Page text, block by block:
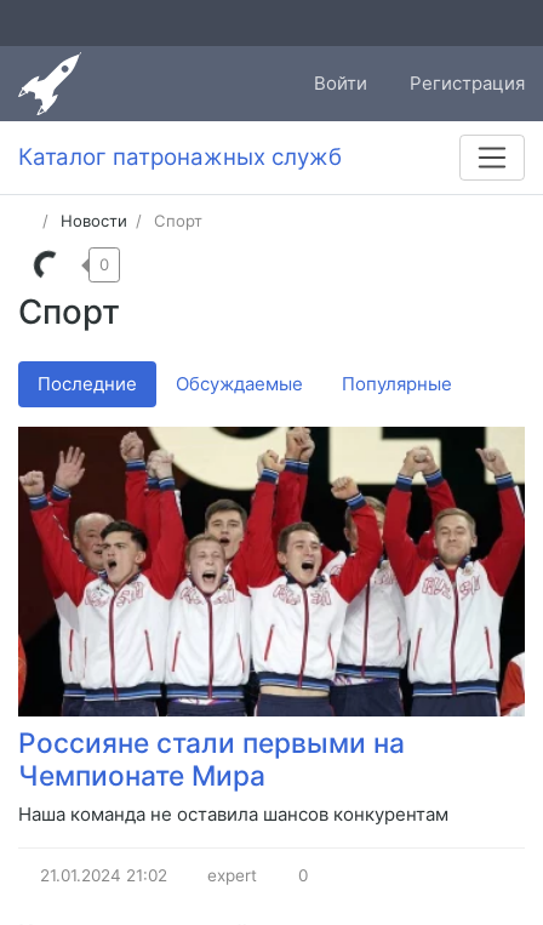
Войти Регистрация
Каталог патронажных служб
Новости Спорт
Спорт
0
Последние Обсуждаемые Популярные
Россияне стали первыми на
Чемпионате Мира
Наша команда не оставила шансов конкурентам
21.01.2024 21:02 expert 0